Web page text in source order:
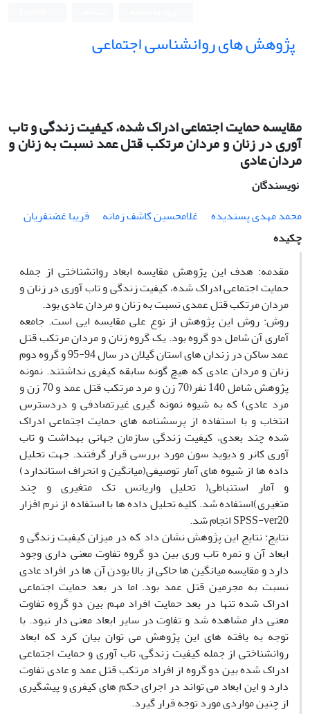
پژوهش های روانشناسی اجتماعی
مقایسه حمایت اجتماعی ادراک شده، کیفیت زندگی و تاب
آوری در زنان و مردان مرتکب قتل عمد نسبت به زنان و
مردان عادی
نویسندگان
محمد مهدی پسندیده
غلامحسین کاشف زمانه
فریبا غضنفریان
چکیده
مقدمه: هدف این پژوهش مقایسه ابعاد روانشناختی از جمله
حمایت اجتماعی ادراک شده، کیفیت زندگی و تاب آوری در زنان و
مردان مرتکب قتل عمدی نسبت به زنان و مردان عادی بود.
روش: روش این پژوهش از نوع علی مقایسه ایی است. جامعه
آماری آن شامل دو گروه بود. یک گروه زنان و مردان مرتکب قتل
عمد ساکن در زندان های استان گیلان در سال 94-95 و گروه دوم
زنان و مردان عادی که هیچ گونه سابقه کیفری نداشتند. نمونه
پژوهش شامل 140 نفر(70 زن و مرد مرتکب قتل عمد و 70 زن و
مرد عادی) که به شیوه نمونه گیری غیرتصادفی و دردسترس
انتخاب و با استفاده از پرسشنامه های حمایت اجتماعی ادراک
شده چند بعدی، کیفیت زندگی سازمان جهانی بهداشت و تاب
آوری کانر و دیوید سون مورد بررسی قرار گرفتند. جهت تحلیل
داده ها از شیوه های آمار توصیفی(میانگین و انحراف استاندارد)
و آمار استنباطی( تحلیل واریانس تک متغیری و چند
متغیری)استفاده شد. کلیه تحلیل داده ها با استفاده از نرم افزار
SPSS-ver20 انجام شد.
نتایج: نتایج این پژوهش نشان داد که در میزان کیفیت زندگی و
ابعاد آن و نمره تاب وری بین دو گروه تفاوت معنی داری وجود
دارد و مقایسه میانگین ها حاکی از بالا بودن آن ها در افراد عادی
نسبت به مجرمین قتل عمد بود. اما در بعد حمایت اجتماعی
ادراک شده تنها در بعد حمایت افراد مهم بین دو گروه تفاوت
معنی دار مشاهده شد و تفاوت در سایر ابعاد معنی دار نبود. با
توجه به یافته های این پژوهش می توان بیان کرد که ابعاد
روانشناختی از جمله کیفیت زندگی، تاب آوری و حمایت اجتماعی
ادراک شده بین دو گروه از افراد مرتکب قتل عمد و عادی تفاوت
دارد و این ابعاد می تواند در اجرای حکم های کیفری و پیشگیری
از چنین مواردی مورد توجه قرار گیرد.